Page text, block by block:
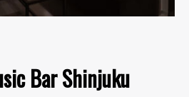
Bar Shinjuku